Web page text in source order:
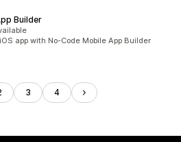
Builder
app with No-Code Mobile App Builder
3 4